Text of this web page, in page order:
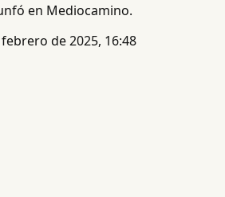
en Mediocamino.
de 2025, 16:48